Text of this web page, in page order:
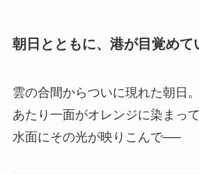
朝日とともに、港が目覚めて
雲の合間からついに現れた朝日。
あたり一面がオレンジに染まって
水面にその光が映りこんで──